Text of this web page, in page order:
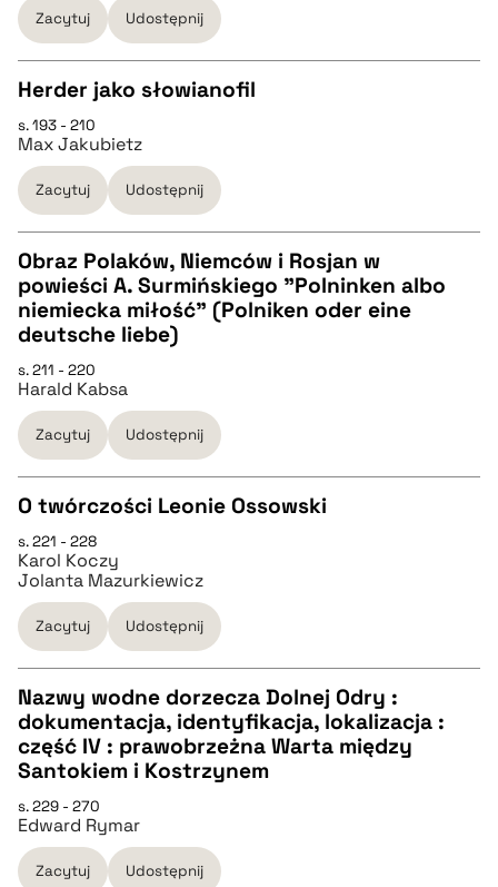
pobierz cytat
Zacytuj Udostępnij
CZYSTY TEKST
pobierz cytat
BIBTEX
pobierz cytat
Herder jako słowianofil
s. 193 - 210
Max Jakubietz
Zacytuj Udostępnij
CZYSTY TEKST
pobierz cytat
BIBTEX
pobierz cytat
Obraz Polaków, Niemców i Rosjan w
powieści A. Surmińskiego "Polninken albo
niemiecka miłość" (Polniken oder eine
deutsche liebe)
s. 211 - 220
Harald Kabsa
Zacytuj Udostępnij
CZYSTY TEKST
pobierz cytat
pobierz cytat
O twórczości Leonie Ossowski
s. 221 - 228
Karol Koczy
Jolanta Mazurkiewicz
Zacytuj Udostępnij
CZYSTY TEKST
pobierz cytat
BIBTEX
Nazwy wodne dorzecza Dolnej Odry :
dokumentacja, identyfikacja, lokalizacja :
część IV : prawobrzeżna Warta między
Santokiem i Kostrzynem
s. 229 - 270
Edward Rymar
Zacytuj Udostępnij